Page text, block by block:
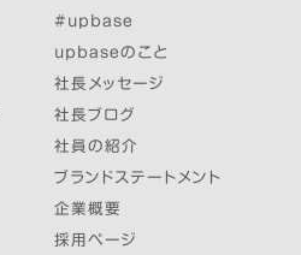
#upbase
upbaseのこと
社長メッセージ
社長ブログ
社員の紹介
ブランドステートメント
企業概要
採用ページ